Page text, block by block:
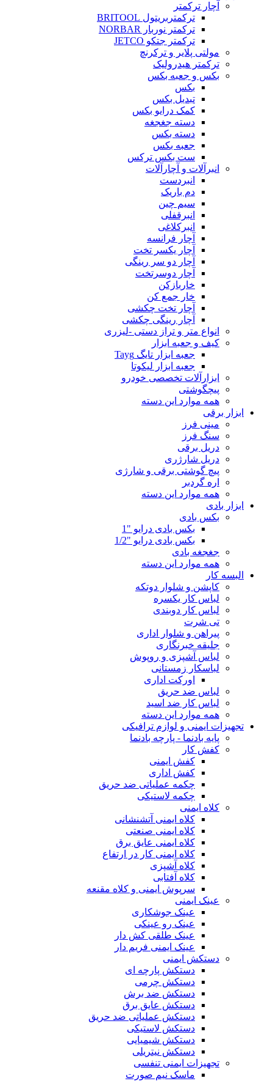
آچار ترکمتر
ترکمتربریتول BRITOOL
ترکمتر نوربار NORBAR
ترکمتر جتکو JETCO
مولتی پلایر و ترکرنچ
ترکمتر هیدرولیک
بکس و جعبه بکس
بکس
تبدیل بکس
کمک درایو بکس
دسته جغجغه
دسته بکس
جعبه بکس
ست بکس ترکس
انبرآلات و آچارآلات
انبردست
دم باریک
سیم چین
انبرقفلی
انبرکلاغی
آچار فرانسه
آچار یکسر تخت
آچار دو سر رینگی
آچار دوسرتخت
خاربازکن
خار جمع کن
آچار تخت چکشی
آچار رینگی چکشی
انواع متر و تراز دستی -لیزری
کیف و جعبه ابزار
جعبه ابزار تایگ Tayg
جعبه ابزار لیکوتا
ابزارآلات تخصصی خودرو
پیچگوشتی
همه موارد این دسته
ابزار برقی
مینی فرز
سنگ فرز
دریل برقی
دریل شارژری
پیچ گوشتی برقی و شارژی
اره گردبر
همه موارد این دسته
ابزار بادی
بکس بادی
بکس بادی درایو "1
بکس بادی درایو "1/2
جغجغه بادی
همه موارد این دسته
البسه کار
کاپشن و شلوار دوتکه
لباس کار یکسره
لباس کار دوبندی
تی شرت
پیراهن و شلوار اداری
جلیقه خبرنگاری
لباس آشپزی و روپوش
لباسکار زمستانی
اورکت اداری
لباس ضد حریق
لباس کار ضد اسید
همه موارد این دسته
تجهیزات ایمنی و لوازم ترافیکی
پایه بادنما - پارچه بادنما
کفش کار
کفش ایمنی
کفش اداری
چکمه عملیاتی ضد حریق
چکمه لاستیکی
کلاه ایمنی
کلاه ایمنی آتشنشانی
کلاه ایمنی صنعتی
کلاه ایمنی عایق برق
کلاه ایمنی کار در ارتفاع
کلاه آشپزی
کلاه آفتابی
سرپوش ایمنی و کلاه مقنعه
عینک ایمنی
عینک جوشکاری
عینک رو عینکی
عینک طلقی کش دار
عینک ایمنی فریم دار
دستکش ایمنی
دستکش پارچه ای
دستکش چرمی
دستکش ضد برش
دستکش عایق برق
دستکش عملیاتی ضد حریق
دستکش لاستیکی
دستکش شیمیایی
دستکش نیتریلی
تجهیزات ایمنی تنفسی
ماسک نیم صورت